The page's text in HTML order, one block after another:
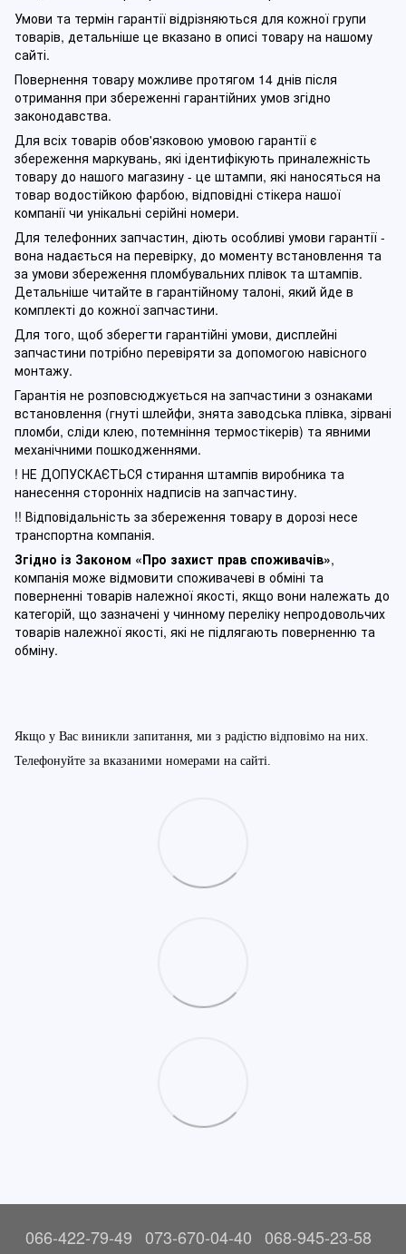
Умови та термін гарантії відрізняються для кожної групи
товарів, детальніше це вказано в описі товару на нашому
сайті.
Повернення товару можливе протягом 14 днів після
отримання при збереженні гарантійних умов згідно
законодавства.
Для всіх товарів обов'язковою умовою гарантії є
збереження маркувань, які ідентифікують приналежність
товару до нашого магазину - це штампи, які наносяться на
товар водостійкою фарбою, відповідні стікера нашої
компанії чи унікальні серійні номери.
Для телефонних запчастин, діють особливі умови гарантії -
вона надається на перевірку, до моменту встановлення та
за умови збереження пломбувальних плівок та штампів.
Детальніше читайте в гарантійному талоні, який йде в
комплекті до кожної запчастини.
Для того, щоб зберегти гарантійні умови, дисплейні
запчастини потрібно перевіряти за допомогою навісного
монтажу.
Гарантія не розповсюджується на запчастини з ознаками
встановлення (гнуті шлейфи, знята заводська плівка, зірвані
пломби, сліди клею, потемніння термостікерів) та явними
механічними пошкодженнями.
! НЕ ДОПУСКАЄТЬСЯ стирання штампів виробника та
нанесення сторонніх надписів на запчастину.
!! Відповідальність за збереження товару в дорозі несе
транспортна компанія.
Згідно із Законом «Про захист прав споживачів»,
компанія може відмовити споживачеві в обміні та
поверненні товарів належної якості, якщо вони належать до
категорій, що зазначені у чинному переліку непродовольчих
товарів належної якості, які не підлягають поверненню та
обміну.
Якщо у Вас виникли запитання, ми з радістю відповімо на них.
Телефонуйте за вказаними номерами на сайті.
066-422-79-49 073-670-04-40 068-945-23-58